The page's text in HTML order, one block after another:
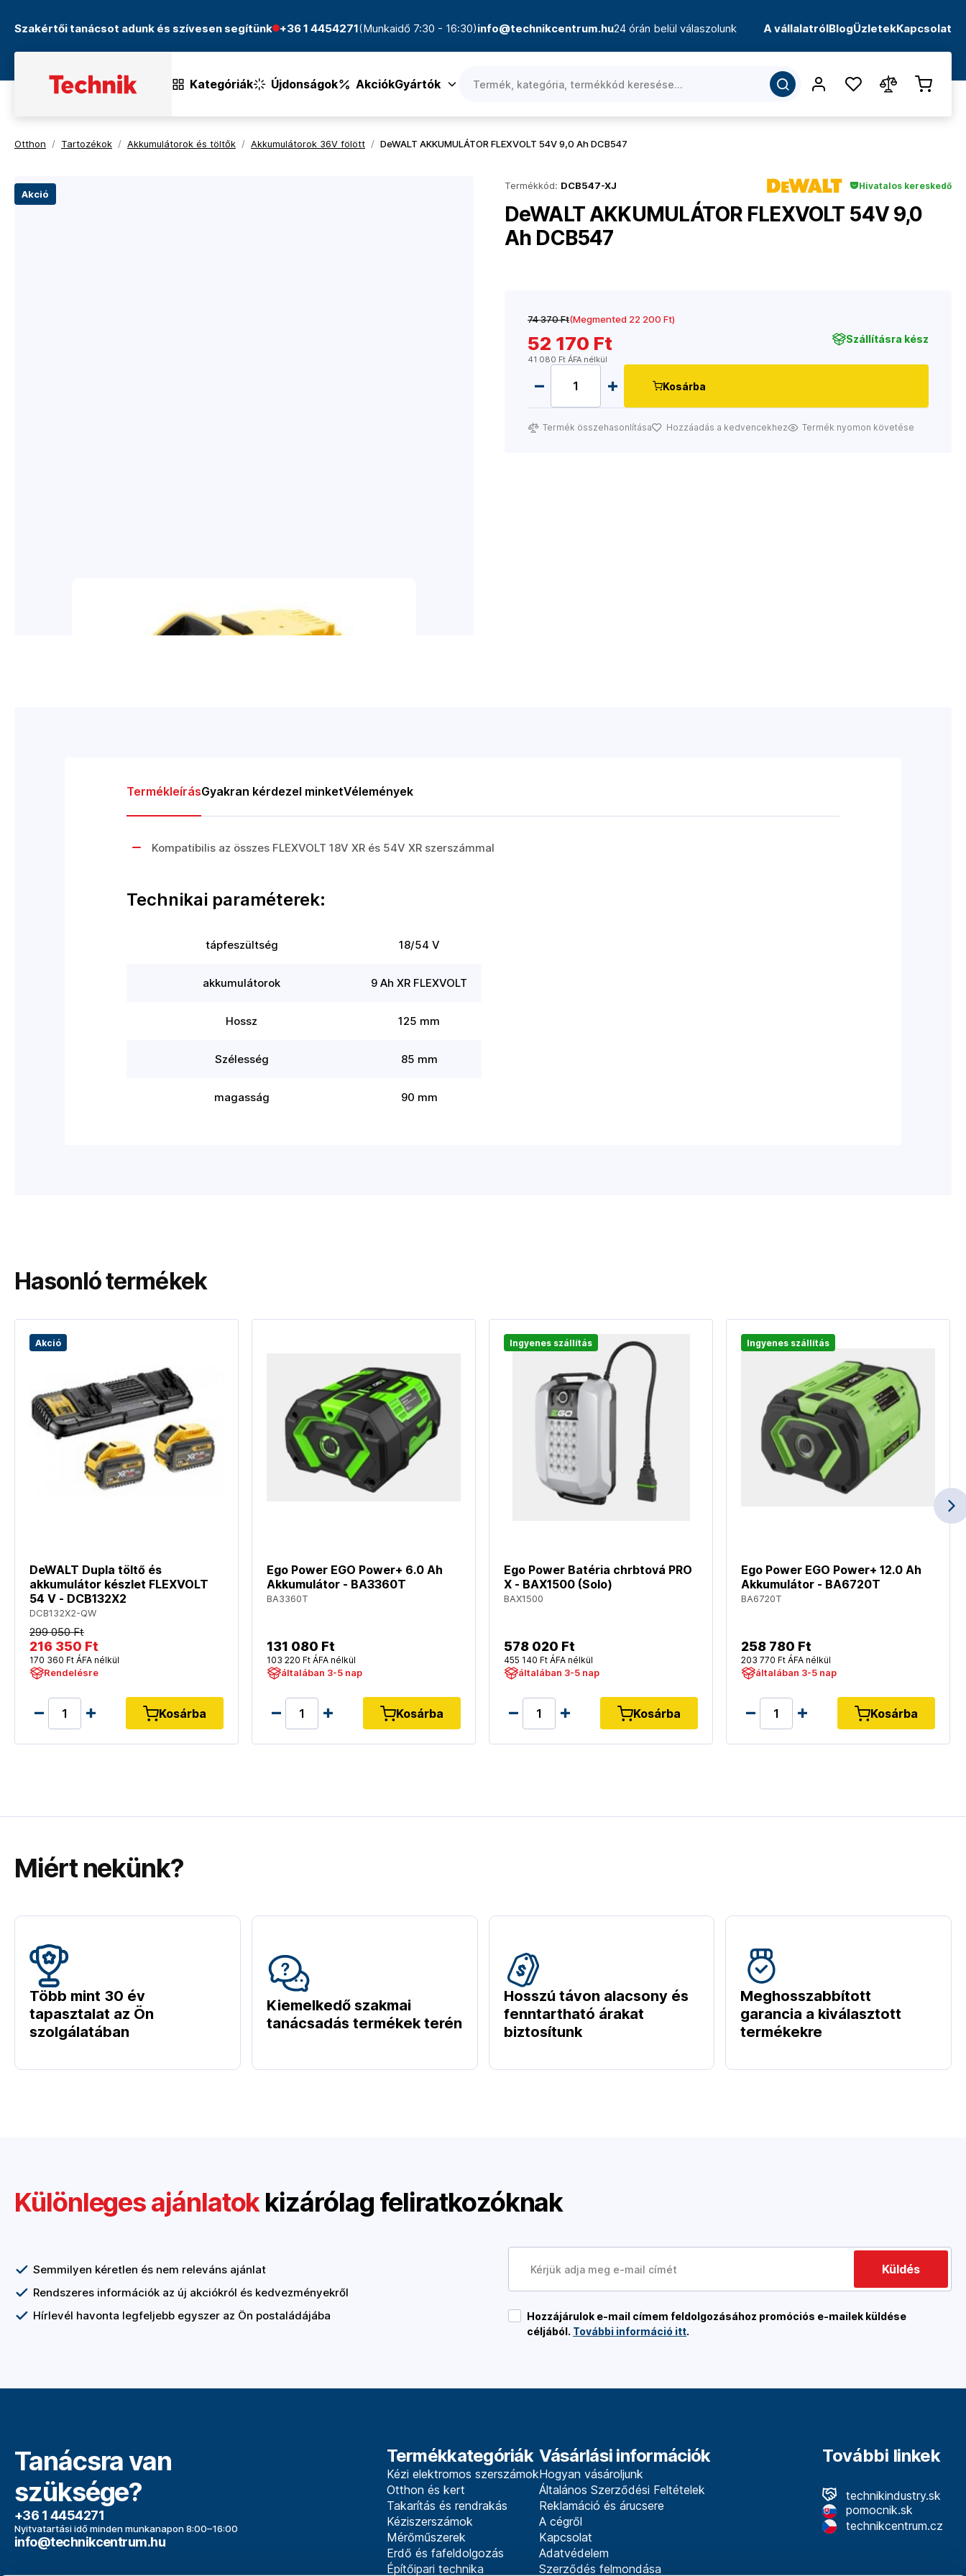
Szakértői tanácsot adunk és szívesen segítünk +36 1 4454271(Munkaidő 7:30 - 16:30)info@technikcentrum.hu24 órán belül válaszolunk A vállalatrólBlogÜzletekKapcsolat
Kategóriák Újdonságok AkciókGyártók
Otthon / Tartozékok / Akkumulátorok és töltők / Akkumulátorok 36V fölött / DeWALT AKKUMULÁTOR FLEXVOLT 54V 9,0 Ah DCB547
Akció
Termékkód: DCB547-XJ Hivatalos kereskedő
DeWALT AKKUMULÁTOR FLEXVOLT 54V 9,0
Ah DCB547
74 370 Ft(Megmented 22 200 Ft)
52 170 Ft
41 080 Ft ÁFA nélkül
Szállításra kész
Kosárba
Termék összehasonlítása Hozzáadás a kedvencekhez Termék nyomon követése
TermékleírásGyakran kérdezel minketVélemények
Kompatibilis az összes FLEXVOLT 18V XR és 54V XR szerszámmal
Technikai paraméterek:
tápfeszültség 18/54 V
akkumulátorok 9 Ah XR FLEXVOLT
Hossz 125 mm
Szélesség 85 mm
magasság 90 mm
Hasonló termékek
Akció
DeWALT Dupla töltő és
akkumulátor készlet FLEXVOLT
54 V - DCB132X2
DCB132X2-QW
299 050 Ft
216 350 Ft
170 360 Ft ÁFA nélkül
Rendelésre
Kosárba
Ego Power EGO Power+ 6.0 Ah
Akkumulátor - BA3360T
BA3360T
131 080 Ft
103 220 Ft ÁFA nélkül
általában 3-5 nap
Kosárba
Ingyenes szállítás
Ego Power Batéria chrbtová PRO
X - BAX1500 (Solo)
BAX1500
578 020 Ft
455 140 Ft ÁFA nélkül
általában 3-5 nap
Kosárba
Ingyenes szállítás
Ego Power EGO Power+ 12.0 Ah
Akkumulátor - BA6720T
BA6720T
258 780 Ft
203 770 Ft ÁFA nélkül
általában 3-5 nap
Kosárba
Miért nekünk?
Több mint 30 év
tapasztalat az Ön
szolgálatában
Kiemelkedő szakmai
tanácsadás termékek terén
Hosszú távon alacsony és
fenntartható árakat
biztosítunk
Meghosszabbított
garancia a kiválasztott
termékekre
Különleges ajánlatokkizárólag feliratkozóknak
Semmilyen kéretlen és nem releváns ajánlat
Rendszeres információk az új akciókról és kedvezményekről
Hírlevél havonta legfeljebb egyszer az Ön postaládájába
Küldés
Hozzájárulok e-mail címem feldolgozásához promóciós e-mailek küldése
céljából. További információ itt.
Tanácsra van
szüksége?
+36 1 4454271
Nyitvatartási idő minden munkanapon 8:00–16:00
info@technikcentrum.hu
Termékkategóriák
Kézi elektromos szerszámok
Otthon és kert
Takarítás és rendrakás
Kéziszerszámok
Mérőműszerek
Erdő és fafeldolgozás
Építőipari technika
Vásárlási információk
Hogyan vásároljunk
Általános Szerződési Feltételek
Reklamáció és árucsere
A cégről
Kapcsolat
Adatvédelem
Szerződés felmondása
További linkek
technikindustry.sk
pomocnik.sk
technikcentrum.cz